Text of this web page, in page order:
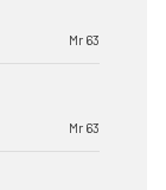
Mr 63
Mr 63